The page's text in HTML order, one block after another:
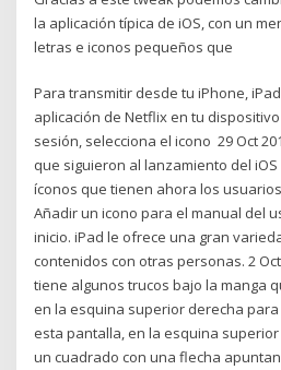
la aplicación típica de iOS, con un
letras e iconos pequeños que
Para transmitir desde tu iPhone,
aplicación de Netflix en tu
sesión, selecciona el icono 29 Oct
que siguieron al lanzamiento del
íconos que tienen ahora los
Añadir un icono para el manual del
inicio. iPad le ofrece una gran
contenidos con otras personas. 2
tiene algunos trucos bajo la manga
en la esquina superior derecha
esta pantalla, en la esquina
un cuadrado con una flecha